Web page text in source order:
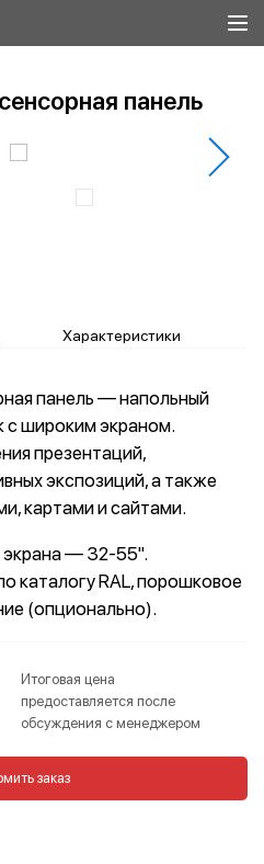
панель
Характеристики
панель — напольный
с широким экраном.
презентаций,
экспозиций, а также
картами и сайтами.
экрана — 32-55".
каталогу RAL, порошковое
(опционально).
Итоговая цена
предоставляется после
обсуждения с менеджером
заказ